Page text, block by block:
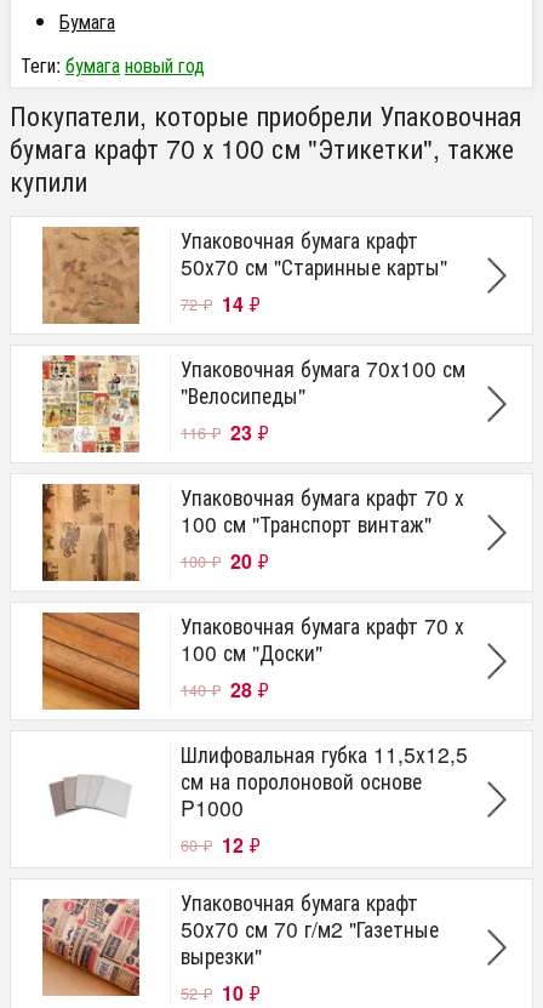
Бумага
Теги: бумагановый год
Покупатели, которые приобрели Упаковочная
бумага крафт 70 х 100 см "Этикетки", также
купили
Упаковочная бумага крафт
50х70 см "Старинные карты"
72₽ 14 ₽
Упаковочная бумага 70х100 см
"Велосипеды"
116₽ 23 ₽
Упаковочная бумага крафт 70 х
100 см "Транспорт винтаж"
100₽ 20 ₽
Упаковочная бумага крафт 70 х
100 см "Доски"
140₽ 28 ₽
Шлифовальная губка 11,5х12,5
см на поролоновой основе
P1000
60₽ 12 ₽
Упаковочная бумага крафт
50х70 см 70 г/м2 "Газетные
вырезки"
52₽ 10 ₽